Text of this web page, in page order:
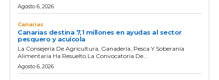
Agosto 6, 2026
Canarias
Canarias destina 7,1 millones en ayudas al sector
pesquero y acuícola
La Consejería De Agricultura, Ganadería, Pesca Y Soberanía
Alimentaria Ha Resuelto La Convocatoria De...
Agosto 6, 2026